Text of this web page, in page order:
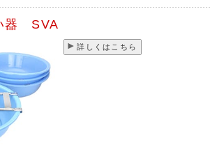
器 SVA
詳しくはこちら